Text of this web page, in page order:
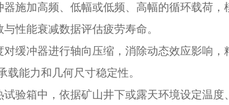
施加高频、低幅或低频、高幅的循环载荷，
性能衰减数据评估疲劳寿命。
缓冲器进行轴向压缩，消除动态效应影响，
能力和几何尺寸稳定性。
验箱中，依据矿山井下或露天环境设定温度、